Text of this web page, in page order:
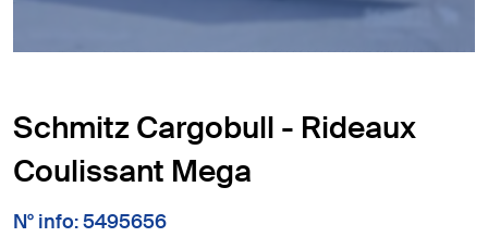
Schmitz Cargobull - Rideaux
Coulissant Mega
N° info: 5495656